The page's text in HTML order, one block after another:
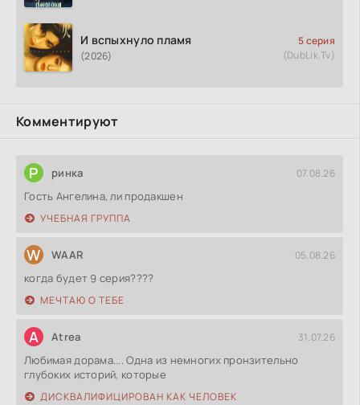
И вспыхнуло пламя
(2026)
5 серия
(DubLik.Tv)
Комментируют
Р ринка 07.08.26
Гость Ангелина, ли продакшен
УЧЕБНАЯ ГРУППА
W WAAR 05.08.26
когда будет 9 серия????
МЕЧТАЮ О ТЕБЕ
A Atrea 31.07.26
Любимая дорама.... Одна из немногих пронзительно
глубоких историй, которые
ДИСКВАЛИФИЦИРОВАН КАК ЧЕЛОВЕК